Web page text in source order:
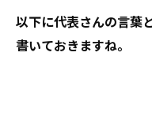
以下に代表さんの言葉
書いておきますね。